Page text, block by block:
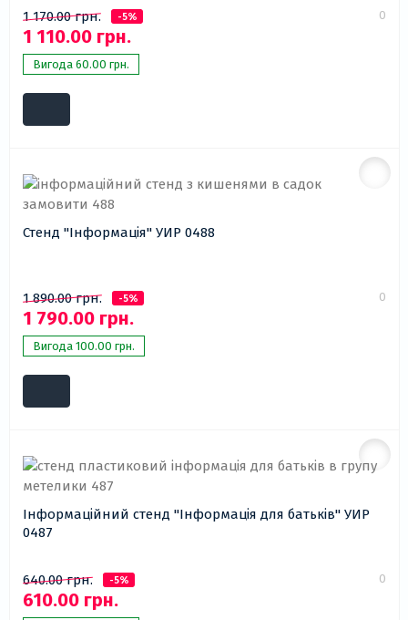
1 170.00 грн. -5%
1 110.00 грн.
Вигода 60.00 грн.
0
Стенд "Інформація" УИР 0488
1 890.00 грн. -5%
1 790.00 грн.
Вигода 100.00 грн.
0
Інформаційний стенд "Інформація для батьків" УИР
0487
640.00 грн. -5%
610.00 грн.
0